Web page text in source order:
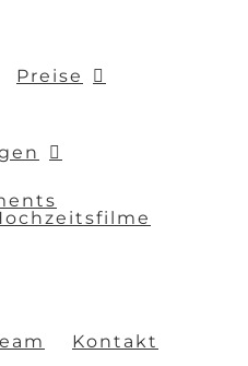
Preise
Kontakt